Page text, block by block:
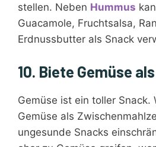
stellen. Neben Hummus
Guacamole, Fruchtsalsa,
Erdnussbutter als Snack
10. Biete Gemüse
Gemüse ist ein toller Snack.
Gemüse als
ungesunde Snacks